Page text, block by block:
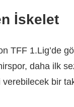
İskelet
TFF 1.Lig’de
daha ilk
verebilecek bir